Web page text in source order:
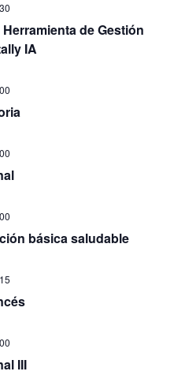
de Gestión
IA
básica saludable
III